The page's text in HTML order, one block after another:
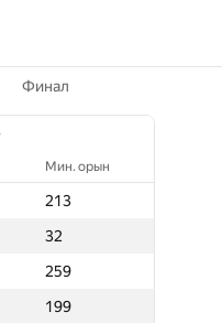
Финал
Мин. орын
213
32
259
199